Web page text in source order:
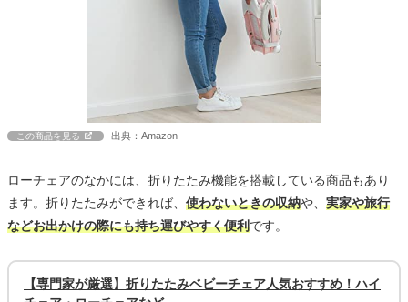
この商品を見る 出典：Amazon
ローチェアのなかには、折りたたみ機能を搭載している商品もあり
ます。折りたたみができれば、 使わないときの収納や、 実家や旅行
などお出かけの際にも持ち運びやすく便利です。
【専門家が厳選】折りたたみベビーチェア人気おすすめ！ハイ